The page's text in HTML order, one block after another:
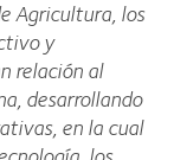
Agricultura, los
y
relación al
desarrollando
en la cual